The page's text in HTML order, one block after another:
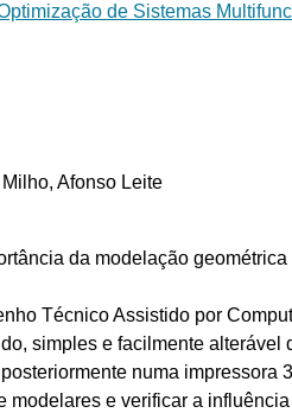
de Sistemas
Afonso Leite
da modelação
Técnico Assistido por
simples e facilmente alterável
numa impressora
e verificar a